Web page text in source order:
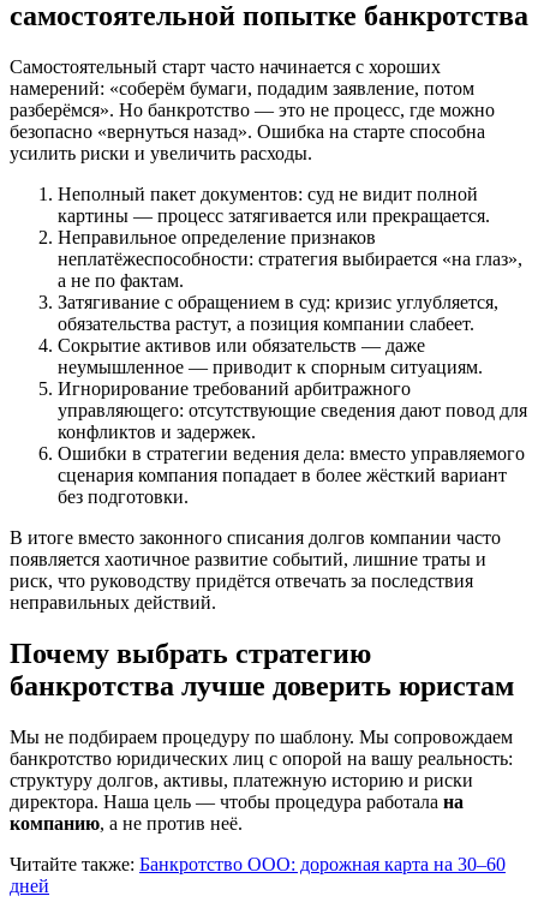
самостоятельной попытке банкротства
Самостоятельный старт часто начинается с хороших
намерений: «соберём бумаги, подадим заявление, потом
разберёмся». Но банкротство — это не процесс, где можно
безопасно «вернуться назад». Ошибка на старте способна
усилить риски и увеличить расходы.
Неполный пакет документов: суд не видит полной
картины — процесс затягивается или прекращается.
Неправильное определение признаков
неплатёжеспособности: стратегия выбирается «на глаз»,
а не по фактам.
Затягивание с обращением в суд: кризис углубляется,
обязательства растут, а позиция компании слабеет.
Сокрытие активов или обязательств — даже
неумышленное — приводит к спорным ситуациям.
Игнорирование требований арбитражного
управляющего: отсутствующие сведения дают повод для
конфликтов и задержек.
Ошибки в стратегии ведения дела: вместо управляемого
сценария компания попадает в более жёсткий вариант
без подготовки.
В итоге вместо законного списания долгов компании часто
появляется хаотичное развитие событий, лишние траты и
риск, что руководству придётся отвечать за последствия
неправильных действий.
Почему выбрать стратегию
банкротства лучше доверить юристам
Мы не подбираем процедуру по шаблону. Мы сопровождаем
банкротство юридических лиц с опорой на вашу реальность:
структуру долгов, активы, платежную историю и риски
директора. Наша цель — чтобы процедура работала на
компанию, а не против неё.
Читайте также: Банкротство ООО: дорожная карта на 30–60
дней